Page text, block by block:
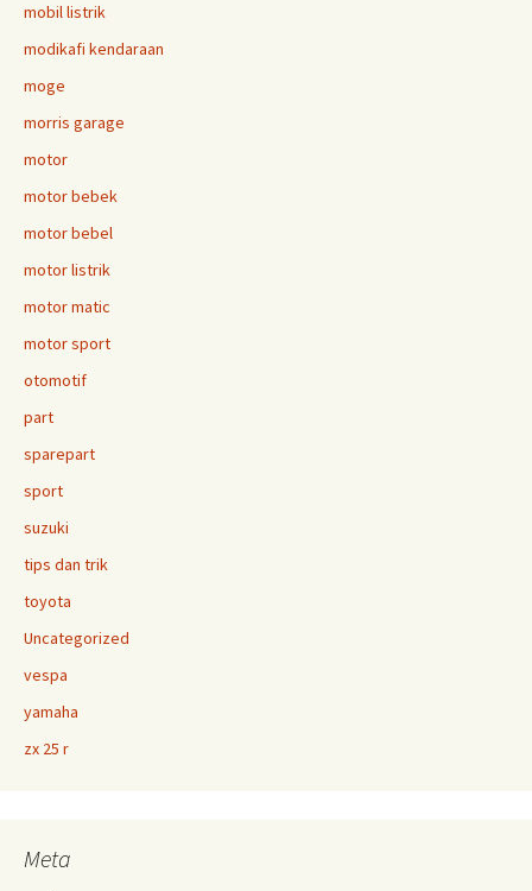
mobil listrik
modikafi kendaraan
moge
morris garage
motor
motor bebek
motor bebel
motor listrik
motor matic
motor sport
otomotif
part
sparepart
sport
suzuki
tips dan trik
toyota
Uncategorized
vespa
yamaha
zx 25 r
Meta